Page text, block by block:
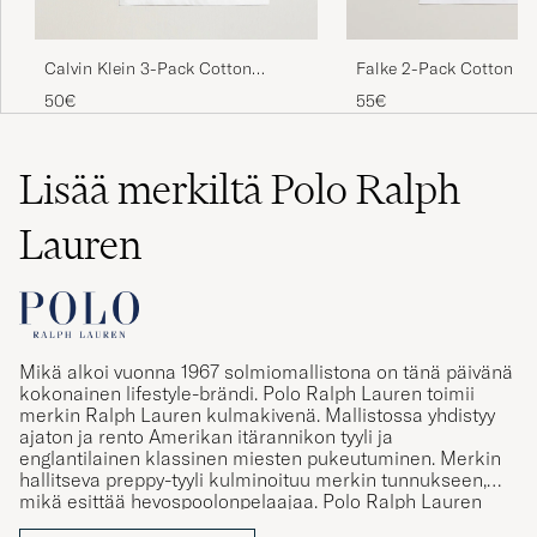
Die T Shirts sitzen gut, allerdings ist das
Material recht dünn.
OSTETTU OSOITTEESSA CAREOFCARL.DE
NIKLAS A
OSTETTU OSOITTEESSA CAREOFCARL.SE
Veldig bra. Barnebarnet ble godt fornøyd.
OSTETTU OSOITTEESSA CAREOFCARL.NO
Calvin Klein 3-Pack Cotton
Stretch Crew Neck T-Shirt White
50€
Falke 2-Pack Cotton
Shirt White
55€
Lisää merkiltä Polo Ralph
Lauren
Mikä alkoi vuonna 1967 solmiomallistona on tänä päivänä
kokonainen lifestyle-brändi. Polo Ralph Lauren toimii
merkin Ralph Lauren kulmakivenä. Mallistossa yhdistyy
ajaton ja rento Amerikan itärannikon tyyli ja
englantilainen klassinen miesten pukeutuminen. Merkin
hallitseva preppy-tyyli kulminoituu merkin tunnukseen,
mikä esittää hevospoolonpelaajaa. Polo Ralph Lauren